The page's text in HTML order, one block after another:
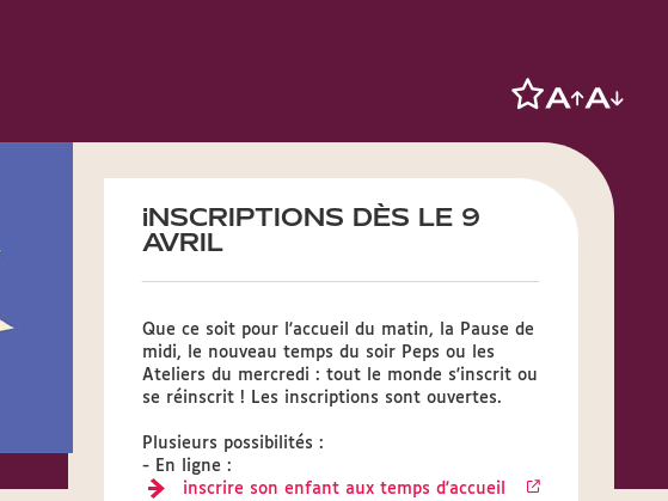
iNSCRIPTIONS DÈS LE 9
AVRIL
Que ce soit pour l'accueil du matin, la Pause de
midi, le nouveau temps du soir Peps ou les
Ateliers du mercredi : tout le monde s'inscrit ou
se réinscrit ! Les inscriptions sont ouvertes.
Plusieurs possibilités :
- En ligne :
inscrire son enfant aux temps d'accueil